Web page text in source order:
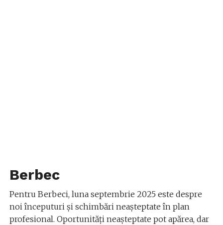
Berbec
Pentru Berbeci, luna septembrie 2025 este despre
noi începuturi și schimbări neașteptate în plan
profesional. Oportunități neașteptate pot apărea, dar